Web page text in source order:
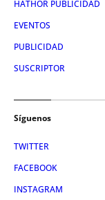
HATHOR PUBLICIDAD
EVENTOS
PUBLICIDAD
SUSCRIPTOR
Síguenos
TWITTER
FACEBOOK
INSTAGRAM